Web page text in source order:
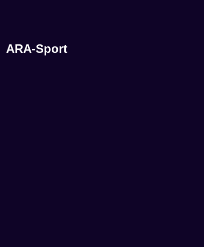
ARA-Sport